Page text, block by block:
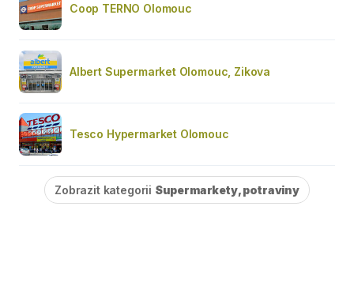
Coop TERNO Olomouc
Albert Supermarket Olomouc, Zikova
Tesco Hypermarket Olomouc
Zobrazit kategorii Supermarkety, potraviny